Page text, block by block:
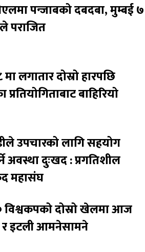
पन्जाबको दबदबा, मुम्बई ७
पराजित
लगातार दोस्रो हारपछि
प्रतियोगिताबाट बाहिरियो
उपचारको लागि सहयोग
अवस्था दुःखद : प्रगतिशील
महासंघ
विश्वकपको दोस्रो खेलमा आज
इटली आमनेसामने